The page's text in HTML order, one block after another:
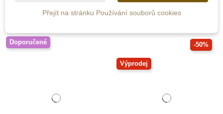
Přidat do košíku
Doporučené -50%
Výprodej
Přejít na stránku Používání souborů cookies